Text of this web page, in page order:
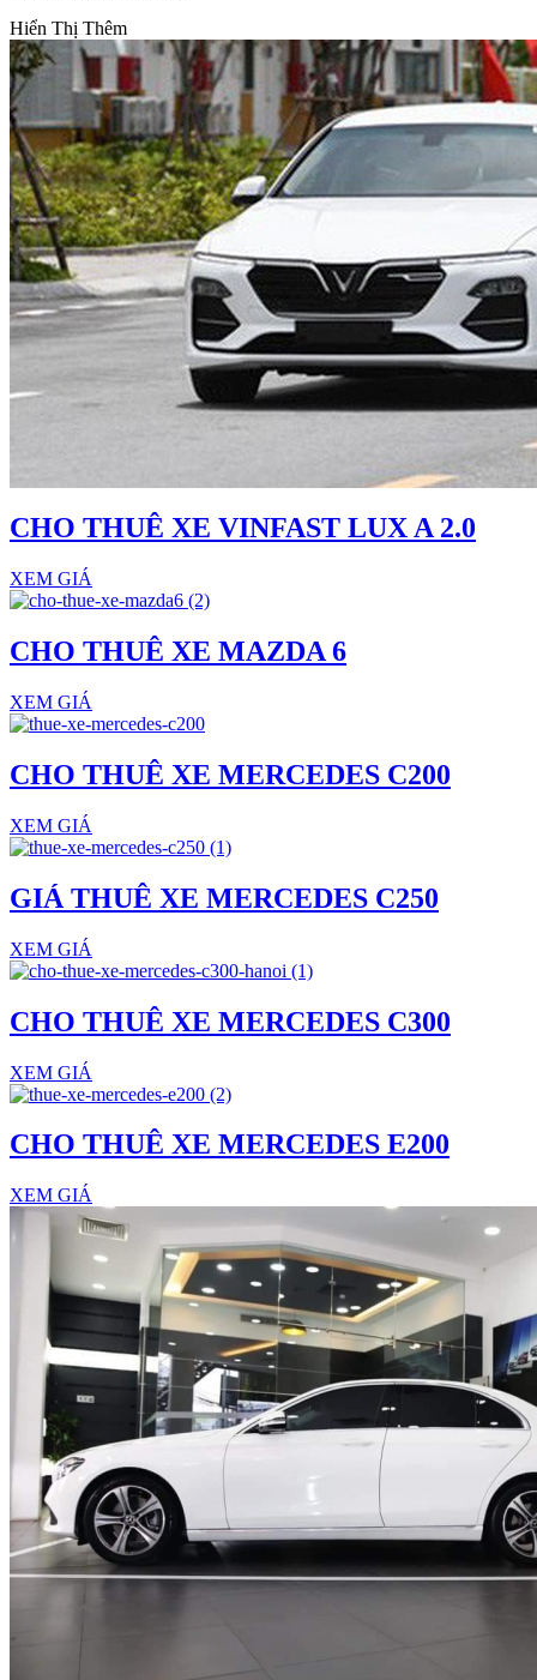
Hiển Thị Thêm
CHO THUÊ XE VINFAST LUX A 2.0
XEM GIÁ
CHO THUÊ XE MAZDA 6
XEM GIÁ
CHO THUÊ XE MERCEDES C200
XEM GIÁ
GIÁ THUÊ XE MERCEDES C250
XEM GIÁ
CHO THUÊ XE MERCEDES C300
XEM GIÁ
CHO THUÊ XE MERCEDES E200
XEM GIÁ